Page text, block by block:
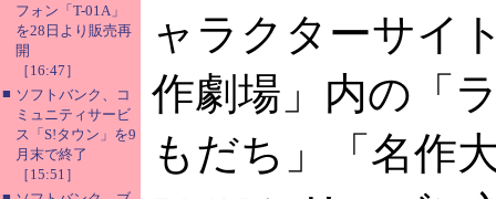
フォン「T-01A」
を28日より販売再
開
［16:47］
■ ソフトバンク、コ
ミュニティサービ
ス「S!タウン」を9
月末で終了
［15:51］
ャラクターサイ
作劇場」内の「
もだち」「名作